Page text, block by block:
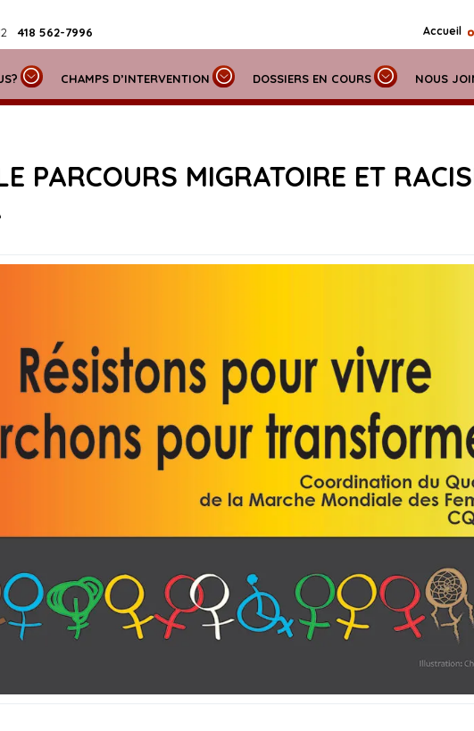
418 562-7996 Accueil
CHAMPS D’INTERVENTION DOSSIERS EN COURS NOUS
PARCOURS MIGRATOIRE ET